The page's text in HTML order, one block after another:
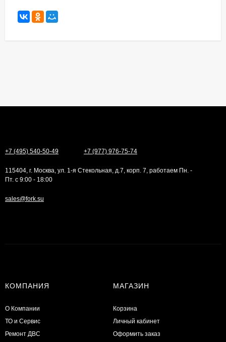
+7 (495) 540-50-49 +7 (977) 976-75-74
115404, г. Москва, ул. 1-я Стекольная, д.7, корп. 7, работаем Пн. -
Пт. с 9:00 - 18:00
sales@fork.su
КОМПАНИЯ
О Компании
ТО и Сервис
​Ремонт ДВС
МАГАЗИН
Корзина
Личный кабинет
Оформить заказ